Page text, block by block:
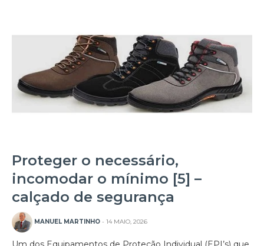
Proteger o necessário,
incomodar o mínimo [5] –
calçado de segurança
MANUEL MARTINHO - 14 MAIO, 2026